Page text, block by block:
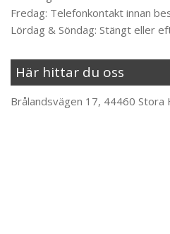
Fredag: Telefonkontakt innan
Lördag & Söndag: Stängt eller
Här hittar du oss
Brålandsvägen 17, 44460 Stora